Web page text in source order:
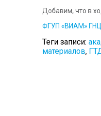
Добавим, что в
ФГУП «ВИАМ»
Теги записи:
материалов,